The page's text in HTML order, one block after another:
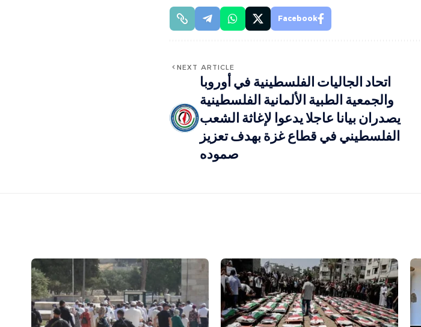
Facebook
NEXT ARTICLE
اتحاد الجاليات الفلسطينية في أوروبا
والجمعية الطبية الألمانية الفلسطينية
يصدران بيانا عاجلا يدعوا لإغاثة الشعب
الفلسطيني في قطاع غزة بهدف تعزيز
صموده